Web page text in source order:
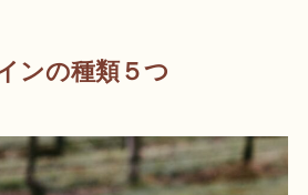
ンの種類５つ